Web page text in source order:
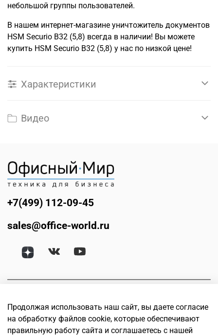
небольшой группы пользователей.
В нашем интернет-магазине уничтожитель документов
HSM Securio B32 (5,8) всегда в наличии! Вы можете
купить HSM Securio B32 (5,8) у нас по низкой цене!
Характеристики
Видео
+7(499) 112-09-45
sales@office-world.ru
Продолжая использовать наш сайт, вы даете согласие
на обработку файлов cookie, которые обеспечивают
правильную работу сайта и соглашаетесь с нашей